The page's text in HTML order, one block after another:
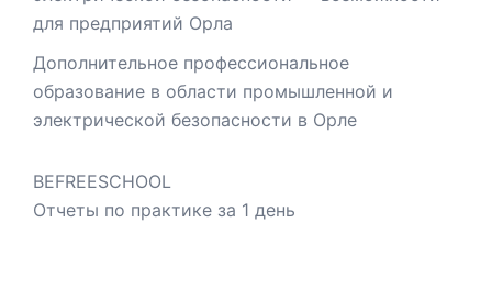
для предприятий Орла
Дополнительное профессиональное
образование в области промышленной и
электрической безопасности в Орле
BEFREESCHOOL
Отчеты по практике за 1 день